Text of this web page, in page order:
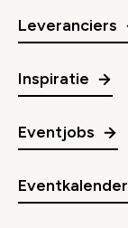
Leveranciers
Inspiratie
Eventjobs
Eventkalender